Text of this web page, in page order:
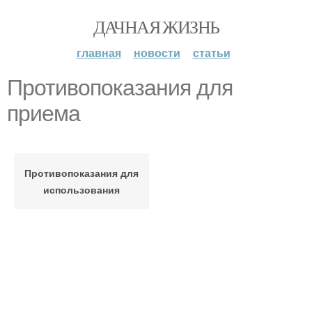
ДАЧНАЯ ЖИЗНЬ
главная новости статьи
Противопоказания для
приема
Противопоказания для
использования